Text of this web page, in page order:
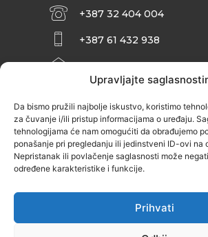
Upravljajte
Da bismo pružili najbolje iskustvo, koristimo
za čuvanje i/ili pristup informacijama o uređaju.
tehnologijama će nam omogućiti da obrađujemo
ponašanje pri pregledanju ili jedinstveni ID-ovi na
Nepristanak ili povlačenje saglasnosti može
određene karakteristike i funkcije.
Prihvati
+387 32 404 004
+387 61 432 938
INFO@ZENIT.BA
ZENIČANKA, 3. SPRAT),